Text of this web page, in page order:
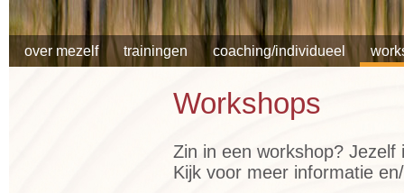
over mezelf trainingen coaching/individueel
Workshops
Zin in een workshop?
Kijk voor meer informatie